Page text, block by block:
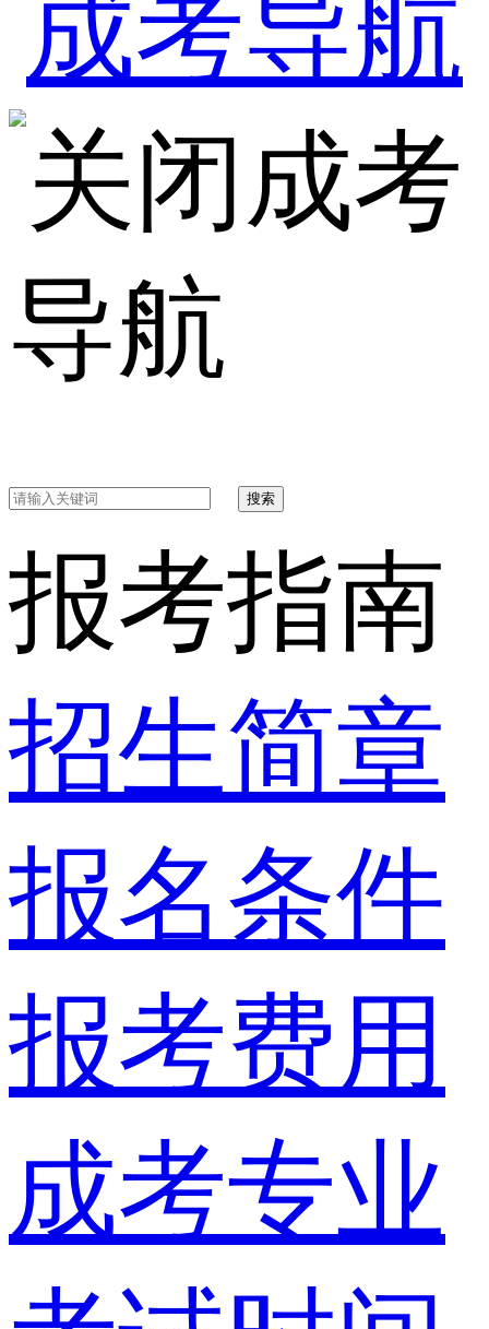
成考
导航
搜索
报考指南
招生简章
报名条件
报考费用
成考专业